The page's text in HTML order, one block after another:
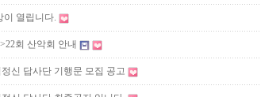
이 열립니다.
회 산악회 안내
신 답사단 기행문 모집 공고